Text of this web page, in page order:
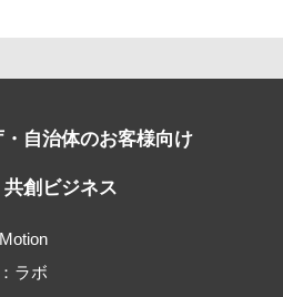
自治体のお客様向け
創ビジネス
ラボ